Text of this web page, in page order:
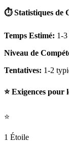
⏱️ Statistiques de
Temps Estimé: 1-
Niveau de
Tentatives: 1-2
⭐ Exigences pour
⭐
1 Étoile